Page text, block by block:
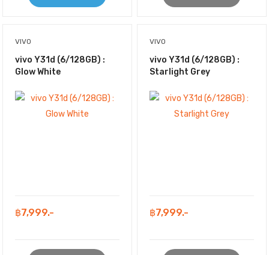
VIVO
vivo Y31d (6/128GB) :
Glow White
฿7,999.-
VIVO
vivo Y31d (6/128GB) :
Starlight Grey
฿7,999.-